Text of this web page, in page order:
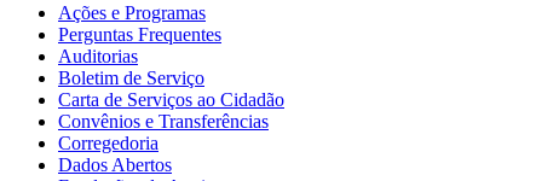
Ações e Programas
Perguntas Frequentes
Auditorias
Boletim de Serviço
Carta de Serviços ao Cidadão
Convênios e Transferências
Corregedoria
Dados Abertos